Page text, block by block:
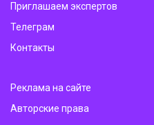
Приглашаем экспертов
Телеграм
Контакты
Реклама на сайте
Авторские права